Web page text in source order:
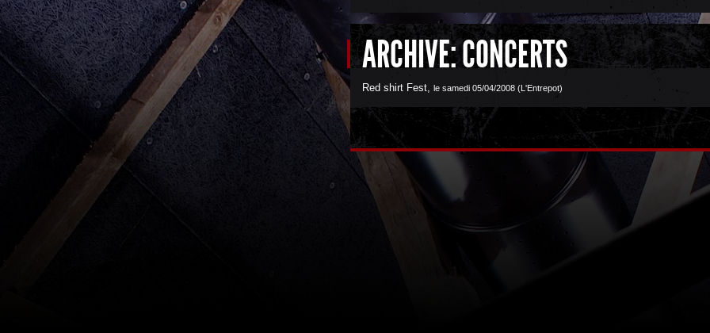
ARCHIVE: CONCERTS
Red shirt Fest, le samedi 05/04/2008 (L'Entrepot)